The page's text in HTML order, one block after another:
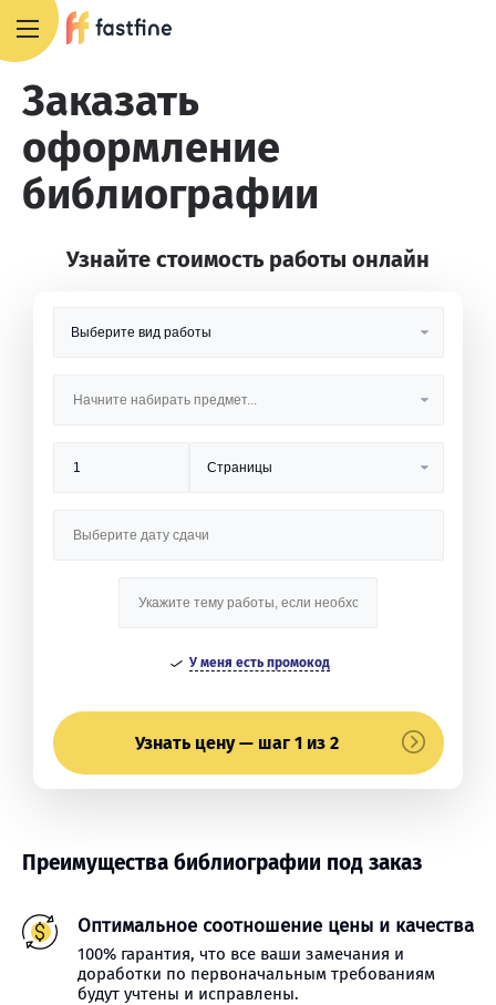
Заказать
оформление
библиографии
Узнайте стоимость работы онлайн
У меня есть промокод
Узнать цену — шаг 1 из 2
Преимущества библиографии под заказ
Оптимальное соотношение цены и качества
100% гарантия, что все ваши замечания и
доработки по первоначальным требованиям
будут учтены и исправлены.